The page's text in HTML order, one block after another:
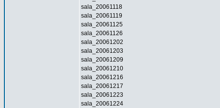
sala_20061118
sala_20061119
sala_20061125
sala_20061126
sala_20061202
sala_20061203
sala_20061209
sala_20061210
sala_20061216
sala_20061217
sala_20061223
sala_20061224